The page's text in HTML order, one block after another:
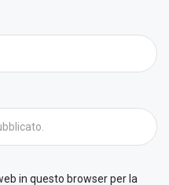
in questo browser per la